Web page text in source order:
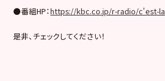
●番組HP：https://kbc.co.jp/r-radio/c'est-
是非、チェックしてください！